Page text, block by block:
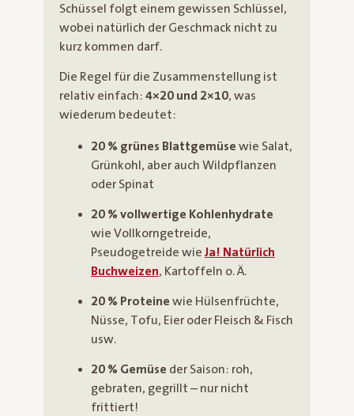
Schüssel folgt einem gewissen Schlüssel,
wobei natürlich der Geschmack nicht zu
kurz kommen darf.
Die Regel für die Zusammenstellung ist
relativ einfach: 4×20 und 2×10, was
wiederum bedeutet:
20 % grünes Blattgemüse wie Salat,
Grünkohl, aber auch Wildpflanzen
oder Spinat
20 % vollwertige Kohlenhydrate
wie Vollkorngetreide,
Pseudogetreide wie Ja! Natürlich
Buchweizen, Kartoffeln o. Ä.
20 % Proteine wie Hülsenfrüchte,
Nüsse, Tofu, Eier oder Fleisch & Fisch
usw.
20 % Gemüse der Saison: roh,
gebraten, gegrillt – nur nicht
frittiert!